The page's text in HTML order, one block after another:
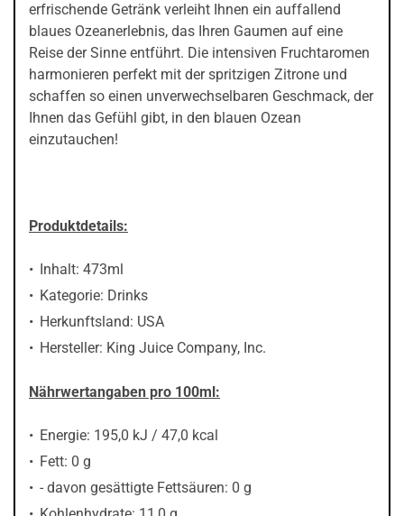
erfrischende Getränk verleiht Ihnen ein auffallend
blaues Ozeanerlebnis, das Ihren Gaumen auf eine
Reise der Sinne entführt. Die intensiven Fruchtaromen
harmonieren perfekt mit der spritzigen Zitrone und
schaffen so einen unverwechselbaren Geschmack, der
Ihnen das Gefühl gibt, in den blauen Ozean
einzutauchen!
Produktdetails:
Inhalt: 473ml
Kategorie: Drinks
Herkunftsland: USA
Hersteller: King Juice Company, Inc.
Nährwertangaben pro 100ml:
Energie: 195,0 kJ / 47,0 kcal
Fett: 0 g
- davon gesättigte Fettsäuren: 0 g